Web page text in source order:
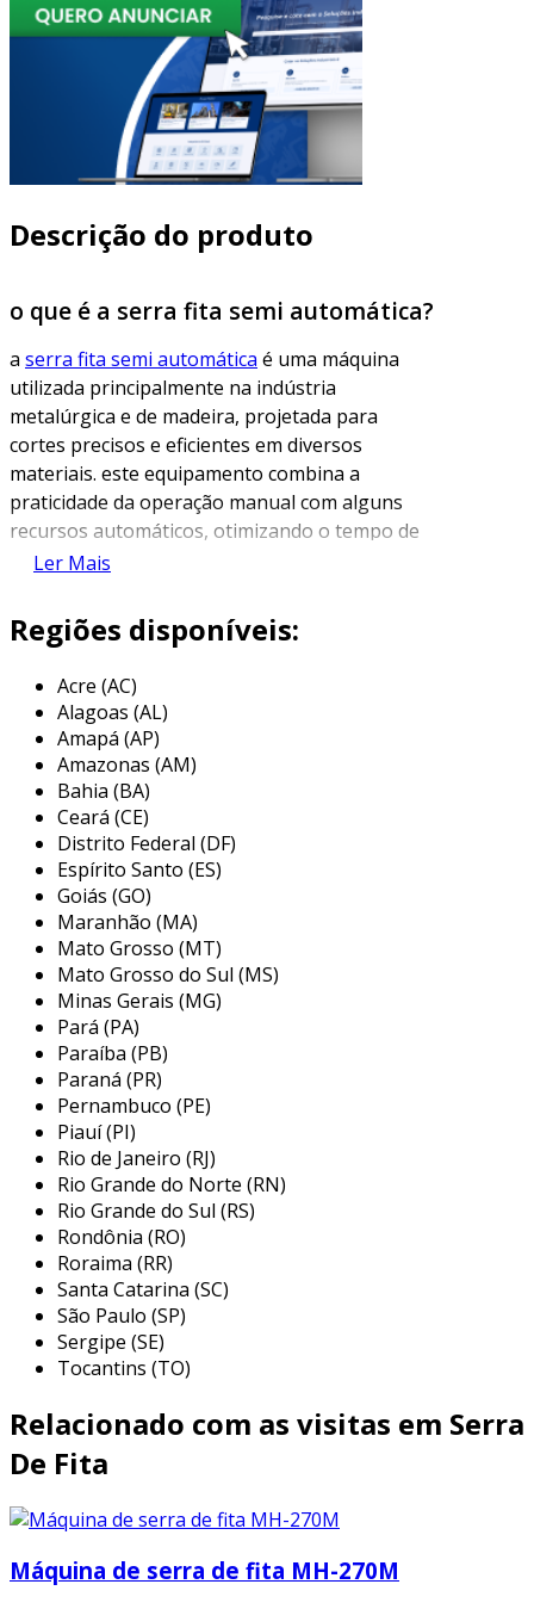
Descrição do produto
o que é a serra fita semi automática?
a serra fita semi automática é uma máquina
utilizada principalmente na indústria
metalúrgica e de madeira, projetada para
cortes precisos e eficientes em diversos
materiais. este equipamento combina a
praticidade da operação manual com alguns
recursos automáticos, otimizando o tempo de
produção e garantindo resultados de alta
ao contrário das serras manuais tradicionais, a
operador tenha maior controle sobre o
processo de corte, oferecendo ajustes de
velocidade e profundidade. a lâmina em forma
de fita, que se movimenta continuamente, é
ideal para realizar cortes longitudinais e
transversais em materiais com diferentes
espessuras e densidades.
principais aplicações da serra fita
semi automática
a serra fita semi automática é uma ferramenta
versátil com uma ampla gama de aplicações em
diversas indústrias. seus recursos permitem
que ela seja utilizada em ambientes que exigem
cortes precisos e repetitivos. entre os
principais setores que se beneficiam desse
equipamento, destacam-se:
indústria madeireira:
cortar troncos e chapas de madeira em
diferentes dimensões, possibilitando a
fabricação de móveis e estruturas de
madeira.
indústria metalúrgica:
oferecendo agilidade e precisão
inigualáveis.
peças plásticas, garantindo um
reparos e manutenção:comum em
Ler Mais
Regiões disponíveis:
Acre (AC)
Alagoas (AL)
Amapá (AP)
Amazonas (AM)
Bahia (BA)
Ceará (CE)
Distrito Federal (DF)
Espírito Santo (ES)
Goiás (GO)
Maranhão (MA)
Mato Grosso (MT)
Mato Grosso do Sul (MS)
Minas Gerais (MG)
Pará (PA)
Paraíba (PB)
Paraná (PR)
Pernambuco (PE)
Piauí (PI)
Rio de Janeiro (RJ)
Rio Grande do Norte (RN)
Rio Grande do Sul (RS)
Rondônia (RO)
Roraima (RR)
Santa Catarina (SC)
São Paulo (SP)
Sergipe (SE)
Tocantins (TO)
Relacionado com as visitas em Serra
De Fita
Máquina de serra de fita MH-270M